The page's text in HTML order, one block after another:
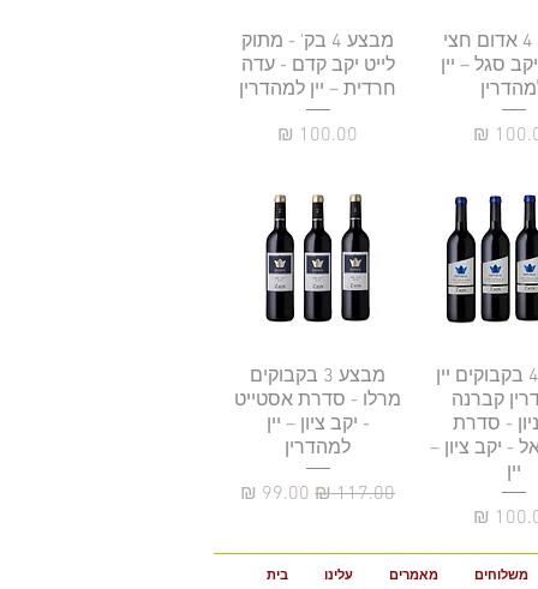
מהירה
מבצע 4 אדום חצי
סגל – יין
תצוגה מהירה
מבצע 4 בק' - מתוק
לייט יקב קדם - עדה
חרדית – יין למהדרין
מחיר
מהירה
מבצע 4 בקבוקים יין
קברנה
- סדרת
- יקב ציון –
יין
תצוגה מהירה
מבצע 3 בקבוקים
מרלו - סדרת אסטייט
- יקב ציון – יין
למהדרין
מחיר רגיל מחיר מבצע
בית עלינו מאמרים משלוחים